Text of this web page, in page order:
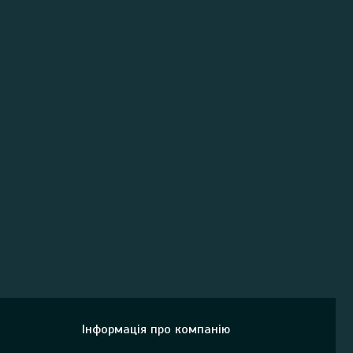
Інформація про компанію